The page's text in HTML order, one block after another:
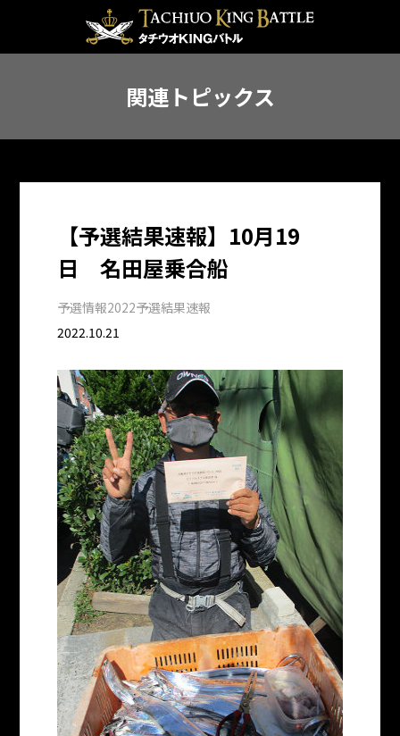
関連トピックス
【予選結果速報】10月19
日 名田屋乗合船
予選情報2022予選結果速報
2022.10.21